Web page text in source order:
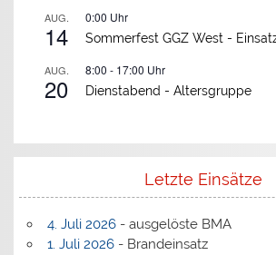
AUG.
14
0:00 Uhr
Sommerfest GGZ West -
AUG.
20
8:00 - 17:00 Uhr
Dienstabend -Altersgruppe
Letzte Einsätze
4. Juli 2026- ausgelöste BMA
1. Juli 2026- Brandeinsatz